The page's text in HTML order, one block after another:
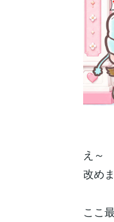
え～
改め
ここ